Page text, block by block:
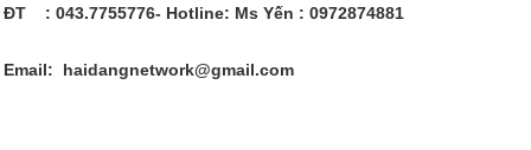
ĐT : 043.7755776- Hotline: Ms Yến : 0972874881
Email: haidangnetwork@gmail.com